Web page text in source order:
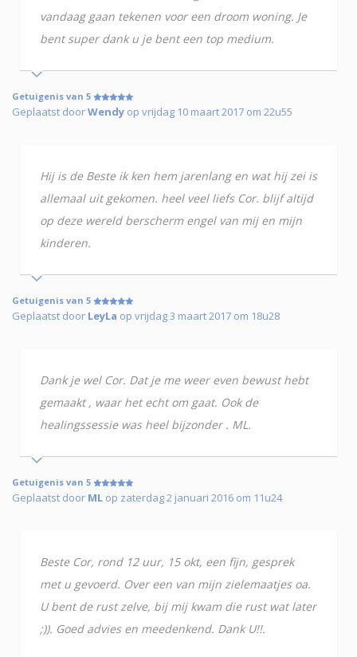
vandaag gaan tekenen voor een droom woning. Je
bent super dank u je bent een top medium.
Getuigenis van 5
Geplaatst doorWendy op vrijdag 10 maart 2017 om 22u55
Hij is de Beste ik ken hem jarenlang en wat hij zei is
allemaal uit gekomen. heel veel liefs Cor. blijf altijd
op deze wereld berscherm engel van mij en mijn
kinderen.
Getuigenis van 5
Geplaatst door LeyLa op vrijdag 3 maart 2017 om 18u28
Dank je wel Cor. Dat je me weer even bewust hebt
gemaakt , waar het echt om gaat. Ook de
healingssessie was heel bijzonder . ML.
Getuigenis van 5
Geplaatst door ML op zaterdag 2 januari 2016 om 11u24
Beste Cor, rond 12 uur, 15 okt, een fijn, gesprek
met u gevoerd. Over een van mijn zielemaatjes oa.
U bent de rust zelve, bij mij kwam die rust wat later
;)). Goed advies en meedenkend. Dank U!!.